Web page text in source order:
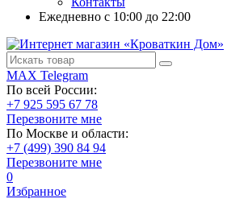
Ежедневно c 10:00 до 22:00
MAX Telegram
По всей России:
+7 925 595 67 78
Перезвоните мне
По Москве и области:
+7 (499) 390 84 94
Перезвоните мне
0
Избранное